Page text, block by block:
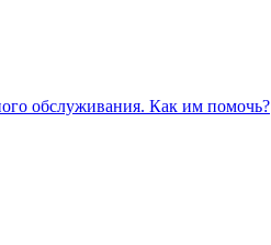
обслуживания. Как им помочь?